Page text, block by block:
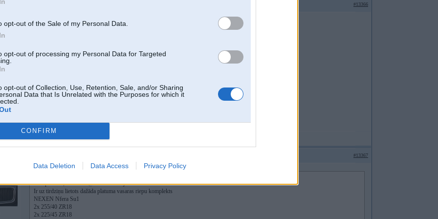
opt-out of the Sale of my Personal Data.
opt-out of processing my Personal Data for Targeted
opt-out of Collection, Use, Retention, Sale, and/or Sharing
Data that Is Unrelated with the Purposes for which it
CONFIRM
Data Deletion Data Access Privacy Policy
#13366
Interesē komplekts vasaras riepas 225/55R17 6mm atlikums
Piedāvājumus wapp 29376401
#13367
14 Apr 2023, 10:50:34@Janchsrakstīja:
Ir uz tirdziņu lietots dažāda platuma vasaras riepu komplekts
NEXEN Nfera Su1
2x 255/40 ZR18
2x 225/45 ZR18